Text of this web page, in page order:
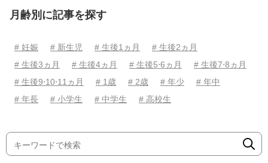
月齢別に記事を探す
# 妊娠 # 新生児 # 生後1ヵ月
# 生後2ヵ月
# 生後3ヵ月
# 生後4ヵ月 # 生後5⋅6ヵ月
# 生後7⋅8ヵ月
# 生後9⋅10⋅11ヵ月
# 1歳 # 2歳 # 年少
# 年中
# 年長
# 小学生 # 中学生 # 高校生